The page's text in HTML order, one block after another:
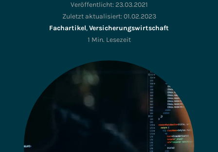
Veröffentlicht: 23.03.2021
Zuletzt aktualisiert:01.02.2023
Fachartikel,Versicherungswirtschaft
1 Min. Lesezeit